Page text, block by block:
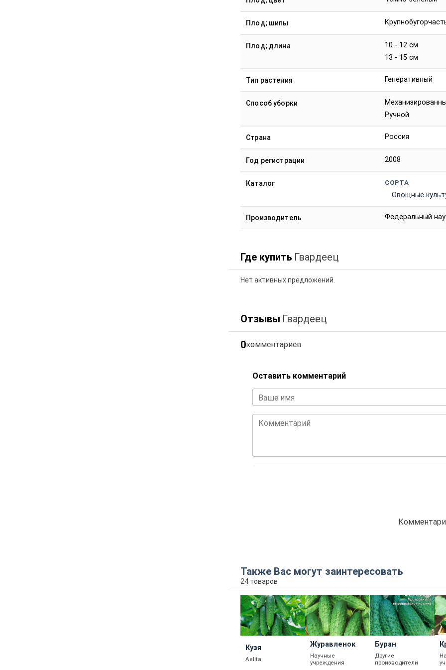
Плод; шипы
Плод; длина
10 - 12 см
13 - 15 см
Тип растения Генеративный
Способ уборки
Ручной
Страна Россия
Год регистрации 2008
Каталог СОРТА
Овощные
Производитель Федеральный
Где купить Гвардеец
Нет активных предложений.
Отзывы Гвардеец
0комментариев
Оставить комментарий
Ваше имя
Комментарий
Также Вас могут заинтересовать
24 товаров
Кузя
Aelita
Журавленок
Научные
учреждения
Буран
Другие
производители